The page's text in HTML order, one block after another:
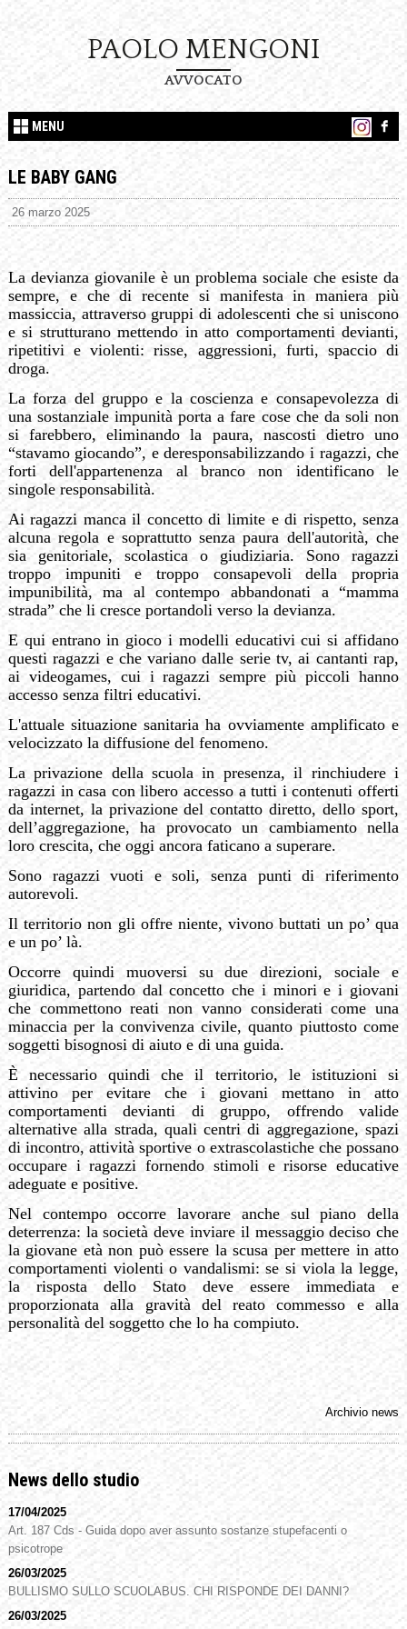
PAOLO MENGONI
AVVOCATO
MENU
LE BABY GANG
26 marzo 2025
La devianza giovanile è un problema sociale che esiste da
sempre, e che di recente si manifesta in maniera più
massiccia, attraverso gruppi di adolescenti che si uniscono
e si strutturano mettendo in atto comportamenti devianti,
ripetitivi e violenti: risse, aggressioni, furti, spaccio di
droga.
La forza del gruppo e la coscienza e consapevolezza di
una sostanziale impunità porta a fare cose che da soli non
si farebbero, eliminando la paura, nascosti dietro uno
“stavamo giocando”, e deresponsabilizzando i ragazzi, che
forti dell'appartenenza al branco non identificano le
singole responsabilità.
Ai ragazzi manca il concetto di limite e di rispetto, senza
alcuna regola e soprattutto senza paura dell'autorità, che
sia genitoriale, scolastica o giudiziaria. Sono ragazzi
troppo impuniti e troppo consapevoli della propria
impunibilità, ma al contempo abbandonati a “mamma
strada” che li cresce portandoli verso la devianza.
E qui entrano in gioco i modelli educativi cui si affidano
questi ragazzi e che variano dalle serie tv, ai cantanti rap,
ai videogames, cui i ragazzi sempre più piccoli hanno
accesso senza filtri educativi.
L'attuale situazione sanitaria ha ovviamente amplificato e
velocizzato la diffusione del fenomeno.
La privazione della scuola in presenza, il rinchiudere i
ragazzi in casa con libero accesso a tutti i contenuti offerti
da internet, la privazione del contatto diretto, dello sport,
dell’aggregazione, ha provocato un cambiamento nella
loro crescita, che oggi ancora faticano a superare.
Sono ragazzi vuoti e soli, senza punti di riferimento
autorevoli.
Il territorio non gli offre niente, vivono buttati un po’ qua
e un po’ là.
Occorre quindi muoversi su due direzioni, sociale e
giuridica, partendo dal concetto che i minori e i giovani
che commettono reati non vanno considerati come una
minaccia per la convivenza civile, quanto piuttosto come
soggetti bisognosi di aiuto e di una guida.
È necessario quindi che il territorio, le istituzioni si
attivino per evitare che i giovani mettano in atto
comportamenti devianti di gruppo, offrendo valide
alternative alla strada, quali centri di aggregazione, spazi
di incontro, attività sportive o extrascolastiche che possano
occupare i ragazzi fornendo stimoli e risorse educative
adeguate e positive.
Nel contempo occorre lavorare anche sul piano della
deterrenza: la società deve inviare il messaggio deciso che
la giovane età non può essere la scusa per mettere in atto
comportamenti violenti o vandalismi: se si viola la legge,
la risposta dello Stato deve essere immediata e
proporzionata alla gravità del reato commesso e alla
personalità del soggetto che lo ha compiuto.
Archivio news
News dello studio
17/04/2025
Art. 187 Cds - Guida dopo aver assunto sostanze stupefacenti o
psicotrope
26/03/2025
BULLISMO SULLO SCUOLABUS. CHI RISPONDE DEI DANNI?
26/03/2025